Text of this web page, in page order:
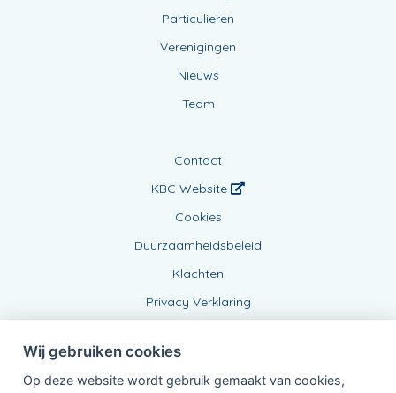
Particulieren
Verenigingen
Nieuws
Team
Contact
KBC Website
Cookies
Duurzaamheidsbeleid
Klachten
Privacy Verklaring
Wij gebruiken cookies
Op deze website wordt gebruik gemaakt van cookies,